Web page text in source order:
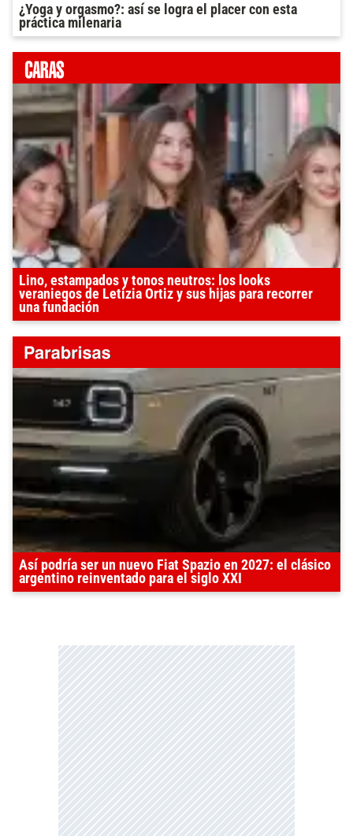
¿Yoga y orgasmo?: así se logra el placer con esta
práctica milenaria
Lino, estampados y tonos neutros: los looks
veraniegos de Letizia Ortiz y sus hijas para recorrer
una fundación
Así podría ser un nuevo Fiat Spazio en 2027: el clásico
argentino reinventado para el siglo XXI